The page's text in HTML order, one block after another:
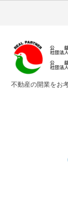
不動産の開業をお